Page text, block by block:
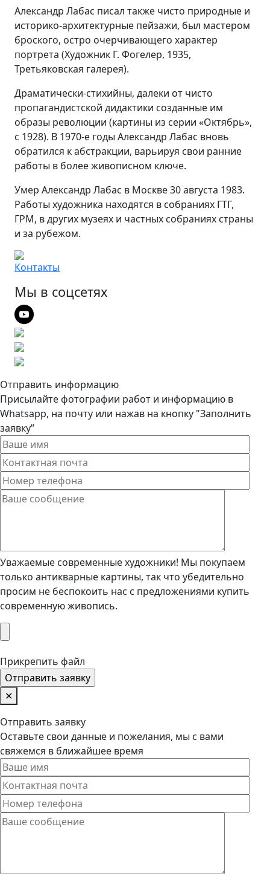
Александр Лабас писал также чисто природные и
историко-архитектурные пейзажи, был мастером
броского, остро очерчивающего характер
портрета (Художник Г. Фогелер, 1935,
Третьяковская галерея).
Драматически-стихийны, далеки от чисто
пропагандистской дидактики созданные им
образы революции (картины из серии «Октябрь»,
с 1928). В 1970-е годы Александр Лабас вновь
обратился к абстракции, варьируя свои ранние
работы в более живописном ключе.
Умер Александр Лабас в Москве 30 августа 1983.
Работы художника находятся в собраниях ГТГ,
ГРМ, в других музеях и частных собраниях страны
и за рубежом.
Контакты
Мы в соцсетях
Отправить информацию
Присылайте фотографии работ и информацию в
Whatsapp, на почту или нажав на кнопку "Заполнить
заявку”
Уважаемые современные художники! Мы покупаем
только антикварные картины, так что убедительно
просим не беспокоить нас с предложениями купить
современную живопись.
Прикрепить файл
✕
Отправить заявку
Оставьте свои данные и пожелания, мы с вами
свяжемся в ближайшее время